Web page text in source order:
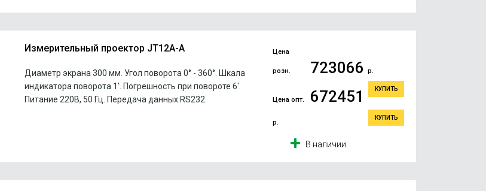
Измерительный проектор JT12A-A
Диаметр экрана 300 мм. Угол поворота 0° - 360°. Шкала
индикатора поворота 1'. Погрешность при повороте 6'.
Питание 220В, 50 Гц. Передача данных RS232.
Цена
розн. 723066 р.
КУПИТЬ
Цена опт. 672451
р.
КУПИТЬ
В наличии